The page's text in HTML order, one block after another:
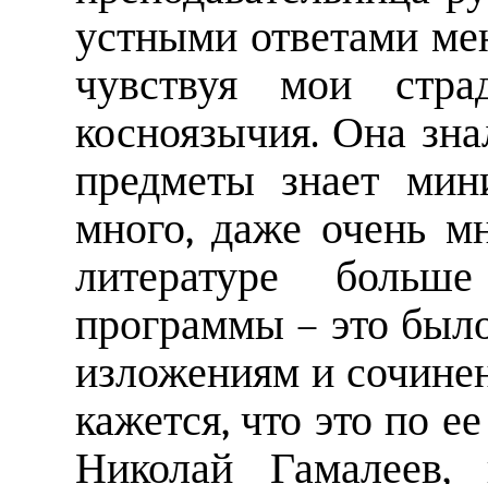
устными ответами
чувствуя мои
косноязычия. Она
предметы знает
много, даже очень
литературе
программы – это
изложениям и
кажется, что это по
Николай Гамалеев,